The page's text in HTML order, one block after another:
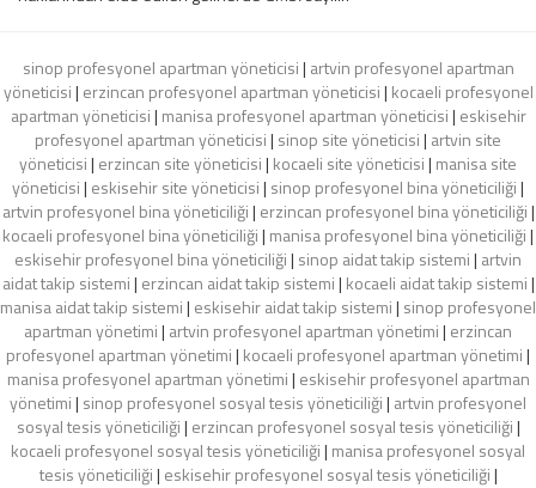
sinop profesyonel apartman yöneticisi| artvin profesyonel apartman
yöneticisi| erzincan profesyonel apartman yöneticisi| kocaeli profesyonel
apartman yöneticisi| manisa profesyonel apartman yöneticisi| eskisehir
profesyonel apartman yöneticisi| sinop site yöneticisi| artvin site
yöneticisi| erzincan site yöneticisi| kocaeli site yöneticisi| manisa site
yöneticisi| eskisehir site yöneticisi| sinop profesyonel bina yöneticiliği|
artvin profesyonel bina yöneticiliği| erzincan profesyonel bina yöneticiliği|
kocaeli profesyonel bina yöneticiliği| manisa profesyonel bina yöneticiliği|
eskisehir profesyonel bina yöneticiliği| sinop aidat takip sistemi| artvin
aidat takip sistemi| erzincan aidat takip sistemi| kocaeli aidat takip sistemi|
manisa aidat takip sistemi| eskisehir aidat takip sistemi| sinop profesyonel
apartman yönetimi| artvin profesyonel apartman yönetimi| erzincan
profesyonel apartman yönetimi| kocaeli profesyonel apartman yönetimi|
manisa profesyonel apartman yönetimi| eskisehir profesyonel apartman
yönetimi| sinop profesyonel sosyal tesis yöneticiliği| artvin profesyonel
sosyal tesis yöneticiliği| erzincan profesyonel sosyal tesis yöneticiliği|
kocaeli profesyonel sosyal tesis yöneticiliği| manisa profesyonel sosyal
tesis yöneticiliği| eskisehir profesyonel sosyal tesis yöneticiliği|